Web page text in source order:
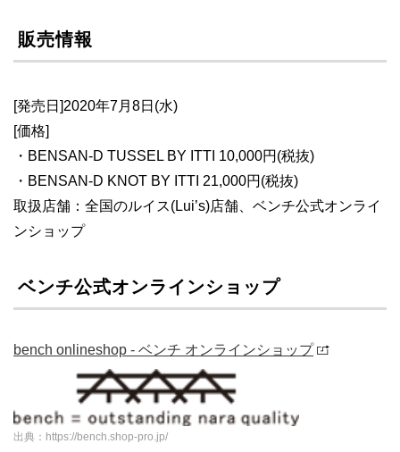
販売情報
[発売日]2020年7月8日(水)
[価格]
・BENSAN-D TUSSEL BY ITTI 10,000円(税抜)
・BENSAN-D KNOT BY ITTI 21,000円(税抜)
取扱店舗：全国のルイス(Lui’s)店舗、ベンチ公式オンライ
ンショップ
ベンチ公式オンラインショップ
bench onlineshop - ベンチ オンラインショップ
出典：https://bench.shop-pro.jp/